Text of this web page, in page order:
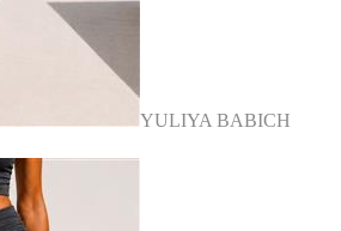
YULIYA BABICH